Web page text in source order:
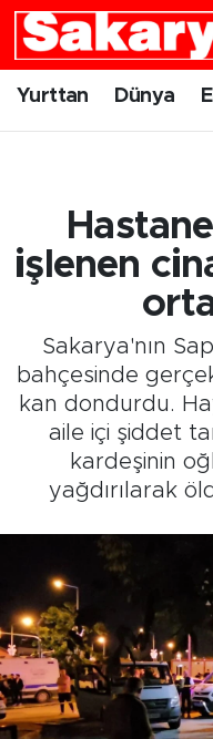
Yurttan Dünya
işlenen
Sakarya'nın
bahçesinde
kan dondurdu.
aile içi şiddet
kardeşinin
yağdırılarak
Yurttan
Gündem
Eskişehirspor
Spor
Sağlık
Kültür Sanat
Tarihçe
Resmi İlanlar
Söyleşi
Foto Şaka
Eskişehir
Eskişehir
Eskişehir Trafik
Süper Lig Puan
Tüm Manşetler
Son Dakika
Haber Arşivi